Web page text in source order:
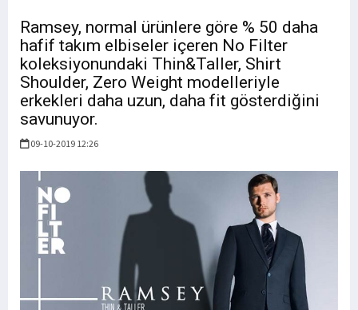
Ramsey, normal ürünlere göre % 50 daha
hafif takım elbiseler içeren No Filter
koleksiyonundaki Thin&Taller, Shirt
Shoulder, Zero Weight modelleriyle
erkekleri daha uzun, daha fit gösterdiğini
savunuyor.
09-10-2019 12:26